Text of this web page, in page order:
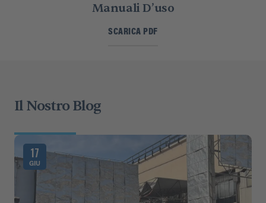
Manuali D’uso
SCARICA PDF
Il Nostro Blog
17
GIU